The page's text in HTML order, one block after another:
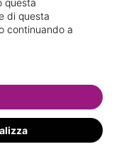
questa
di questa
continuando a